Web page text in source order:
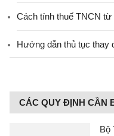
Cách tính thuế TNCN
Hướng dẫn thủ tục thay
CÁC QUY ĐỊNH CẦN
Bộ